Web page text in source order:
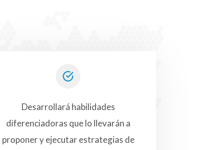
Desarrollará habilidades
diferenciadoras que lo llevarán a
proponer y ejecutar estrategias de